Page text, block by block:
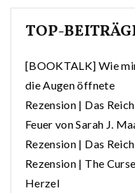
TOP-
[BOOKTALK] Wie
die Augen öffnete
Rezension | Das
Feuer von Sarah J.
Rezension | Das
Rezension | The
Herzel